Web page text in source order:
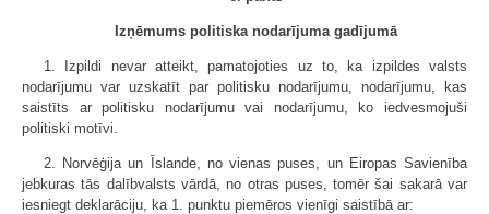
Izņēmums politiska nodarījuma gadījumā
1. Izpildi nevar atteikt, pamatojoties uz to, ka izpildes valsts
nodarījumu var uzskatīt par politisku nodarījumu, nodarījumu, kas
saistīts ar politisku nodarījumu vai nodarījumu, ko iedvesmojuši
politiski motīvi.
2. Norvēģija un Īslande, no vienas puses, un Eiropas Savienība
jebkuras tās dalībvalsts vārdā, no otras puses, tomēr šai sakarā var
iesniegt deklarāciju, ka 1. punktu piemēros vienīgi saistībā ar: